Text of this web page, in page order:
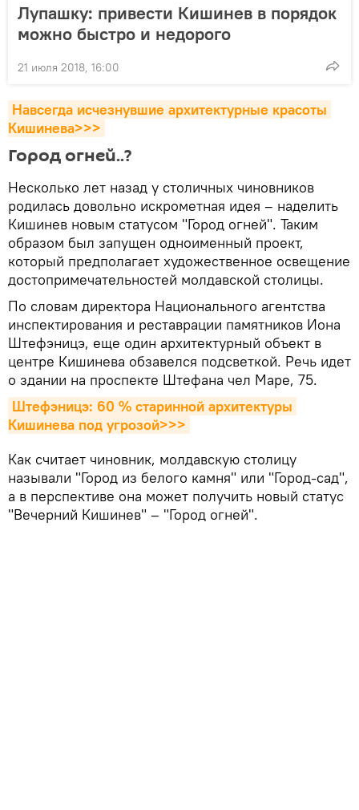
Лупашку: привести Кишинев в порядок
можно быстро и недорого
21 июля 2018, 16:00
Навсегда исчезнувшие архитектурные красоты
Кишинева>>>
Город огней..?
Несколько лет назад у столичных чиновников
родилась довольно искрометная идея – наделить
Кишинев новым статусом "Город огней". Таким
образом был запущен одноименный проект,
который предполагает художественное освещение
достопримечательностей молдавской столицы.
По словам директора Национального агентства
инспектирования и реставрации памятников Иона
Штефэницэ, еще один архитектурный объект в
центре Кишинева обзавелся подсветкой. Речь идет
о здании на проспекте Штефана чел Маре, 75.
Штефэницэ: 60 % старинной архитектуры
Кишинева под угрозой>>>
Как считает чиновник, молдавскую столицу
называли "Город из белого камня" или "Город-сад",
а в перспективе она может получить новый статус
"Вечерний Кишинев" – "Город огней".